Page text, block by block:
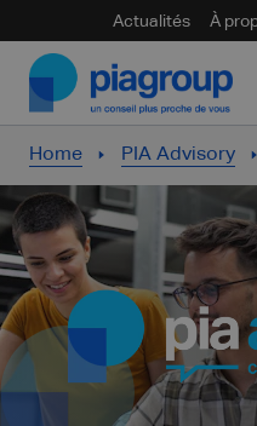
Actualités À
Skip to content
Home PIA Advisory